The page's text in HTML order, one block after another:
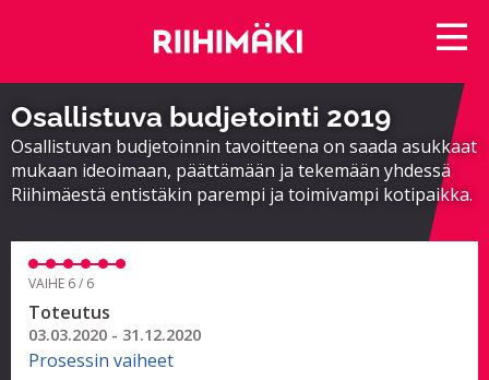
Osallistuva budjetointi 2019
Osallistuvan budjetoinnin tavoitteena on saada asukkaat
mukaan ideoimaan, päättämään ja tekemään yhdessä
Riihimäestä entistäkin parempi ja toimivampi kotipaikka.
VAIHE 6 / 6
Toteutus
03.03.2020 - 31.12.2020
Prosessin vaiheet